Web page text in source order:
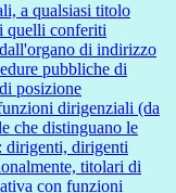
a qualsiasi titolo
quelli conferiti
di indirizzo
pubbliche di
posizione
dirigenziali (da
che distinguano le
dirigenti, dirigenti
titolari di
con funzioni